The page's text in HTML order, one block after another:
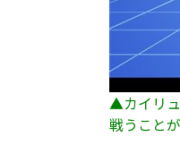
▲カイリュ
戦うことが